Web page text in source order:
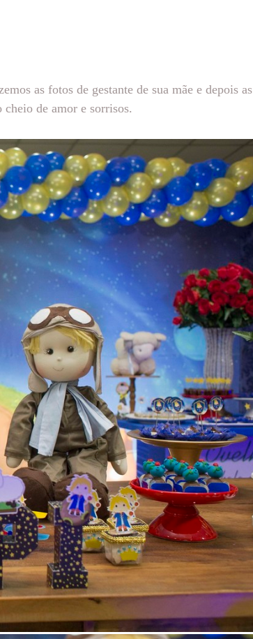
as fotos de gestante de sua mãe e depois as
de amor e sorrisos.